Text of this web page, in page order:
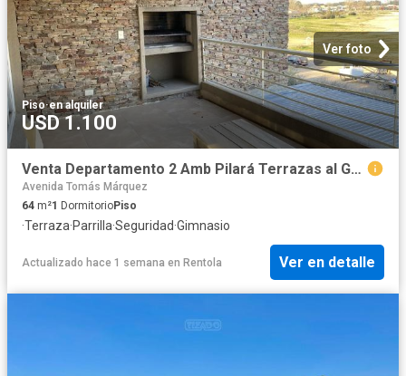
Ver foto
Piso·en alquiler
USD 1.100
Venta Departamento 2 Amb Pilará Terrazas al Golf
Avenida Tomás Márquez
64 m²1 DormitorioPiso
·Terraza·Parrilla·Seguridad·Gimnasio
Actualizado hace 1 semana en Rentola Ver en detalle